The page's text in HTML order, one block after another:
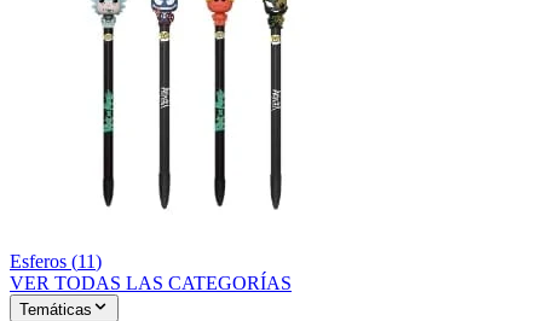
Esferos (11)
VER TODAS LAS CATEGORÍAS
Temáticas